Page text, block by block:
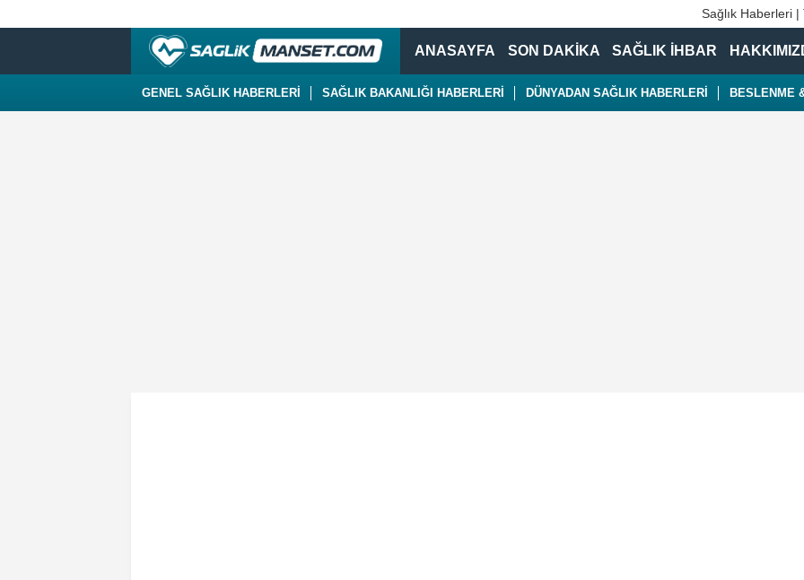
Sağlık Haberleri
ANASAYFA SON DAKİKA SAĞLIK İHBAR
GENEL SAĞLIK HABERLERİ SAĞLIK BAKANLIĞI HABERLERİ DÜNYADAN SAĞLIK HABERLERİ BESLENME